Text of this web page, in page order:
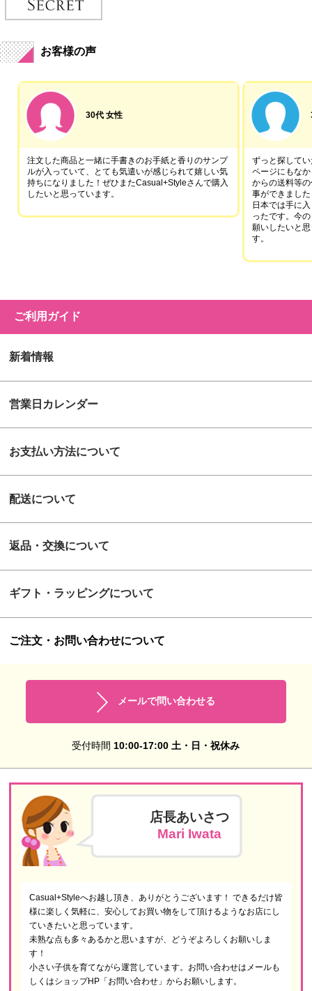
お客様の声
30代 女性
注文した商品と一緒に手書きのお手紙と香りのサンプ
ルが入っていて、とても気遣いが感じられて嬉しい気
持ちになりました！ぜひまたCasual+Styleさんで購入
したいと思っています。
ずっと探して
ページにもな
からの送料等
事ができました
日本では手に
ったです。今
願いしたいと
す。
ご利用ガイド
新着情報
営業日カレンダー
お支払い方法について
配送について
返品・交換について
ギフト・ラッピングについて
ご注文・お問い合わせについて
メールで問い合わせる
受付時間 10:00-17:00 土・日・祝休み
店長あいさつ
Mari Iwata
Casual+Styleへお越し頂き、ありがとうございます！ できるだけ皆
様に楽しく気軽に、安心してお買い物をして頂けるようなお店にし
ていきたいと思っています。
未熟な点も多々あるかと思いますが、どうぞよろしくお願いしま
す！
小さい子供を育てながら運営しています。お問い合わせはメールも
しくはショップHP「お問い合わせ」からお願いします。